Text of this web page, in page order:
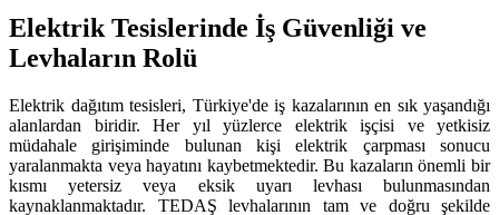
Elektrik Tesislerinde İş Güvenliği ve
Levhaların Rolü
Elektrik dağıtım tesisleri, Türkiye'de iş kazalarının en sık yaşandığı
alanlardan biridir. Her yıl yüzlerce elektrik işçisi ve yetkisiz
müdahale girişiminde bulunan kişi elektrik çarpması sonucu
yaralanmakta veya hayatını kaybetmektedir. Bu kazaların önemli bir
kısmı yetersiz veya eksik uyarı levhası bulunmasından
kaynaklanmaktadır. TEDAŞ levhalarının tam ve doğru şekilde